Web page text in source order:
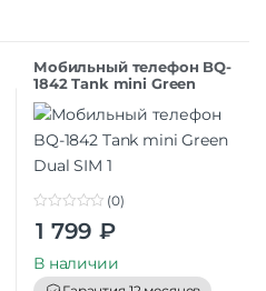
Мобильный телефон BQ-
1842 Tank mini Green
Dual SIM
t
o
f
(0)
1 799 ₽
В наличии